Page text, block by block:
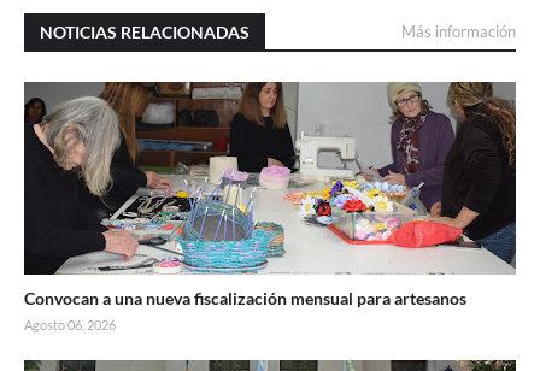
NOTICIAS RELACIONADAS Más información
Convocan a una nueva fiscalización mensual para artesanos
Agosto 06, 2026